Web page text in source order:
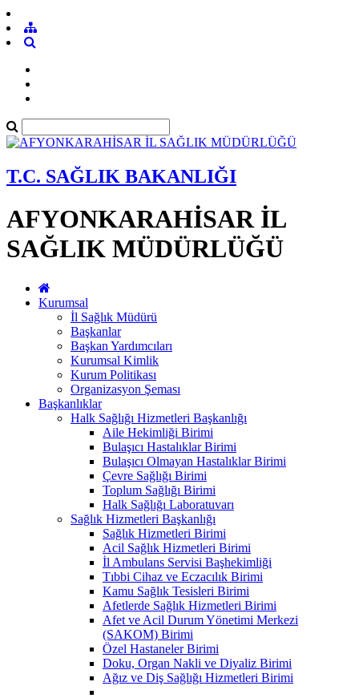
T.C. SAĞLIK BAKANLIĞI
AFYONKARAHİSAR İL
SAĞLIK MÜDÜRLÜĞÜ
Kurumsal
İl Sağlık Müdürü
Başkanlar
Başkan Yardımcıları
Kurumsal Kimlik
Kurum Politikası
Organizasyon Şeması
Başkanlıklar
Halk Sağlığı Hizmetleri Başkanlığı
Aile Hekimliği Birimi
Bulaşıcı Hastalıklar Birimi
Bulaşıcı Olmayan Hastalıklar Birimi
Çevre Sağlığı Birimi
Toplum Sağlığı Birimi
Halk Sağlığı Laboratuvarı
Sağlık Hizmetleri Başkanlığı
Sağlık Hizmetleri Birimi
Acil Sağlık Hizmetleri Birimi
İl Ambulans Servisi Başhekimliği
Tıbbi Cihaz ve Eczacılık Birimi
Kamu Sağlık Tesisleri Birimi
Afetlerde Sağlık Hizmetleri Birimi
Afet ve Acil Durum Yönetimi Merkezi
(SAKOM) Birimi
Özel Hastaneler Birimi
Doku, Organ Nakli ve Diyaliz Birimi
Ağız ve Diş Sağlığı Hizmetleri Birimi